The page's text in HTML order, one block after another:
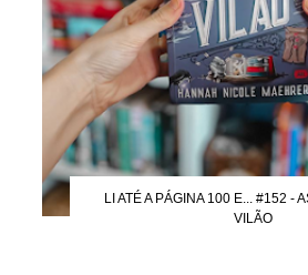
LI ATÉ A PÁGINA 100 E... #152 -
VILÃO